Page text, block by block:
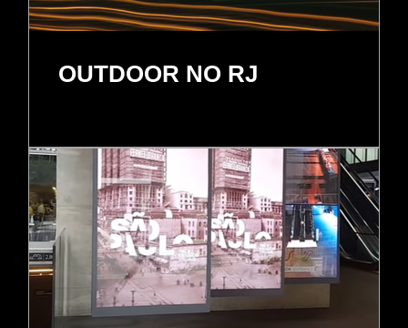
OUTDOOR NO RJ